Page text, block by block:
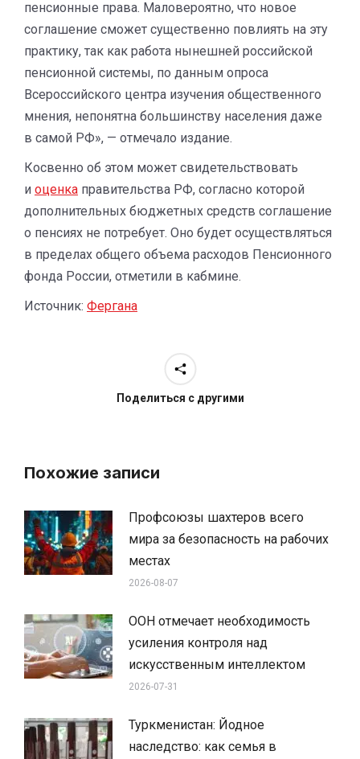
пенсионные права. Маловероятно, что новое
соглашение сможет существенно повлиять на эту
практику, так как работа нынешней российской
пенсионной системы, по данным опроса
Всероссийского центра изучения общественного
мнения, непонятна большинству населения даже
в самой РФ», — отмечало издание.
Косвенно об этом может свидетельствовать
и оценка правительства РФ, согласно которой
дополнительных бюджетных средств соглашение
о пенсиях не потребует. Оно будет осуществляться
в пределах общего объема расходов Пенсионного
фонда России, отметили в кабмине.
Источник: Фергана
Поделиться с другими
Похожие записи
Профсоюзы шахтеров всего
мира за безопасность на рабочих
местах
2026-08-07
ООН отмечает необходимость
усиления контроля над
искусственным интеллектом
2026-07-31
Туркменистан: Йодное
наследство: как семья в